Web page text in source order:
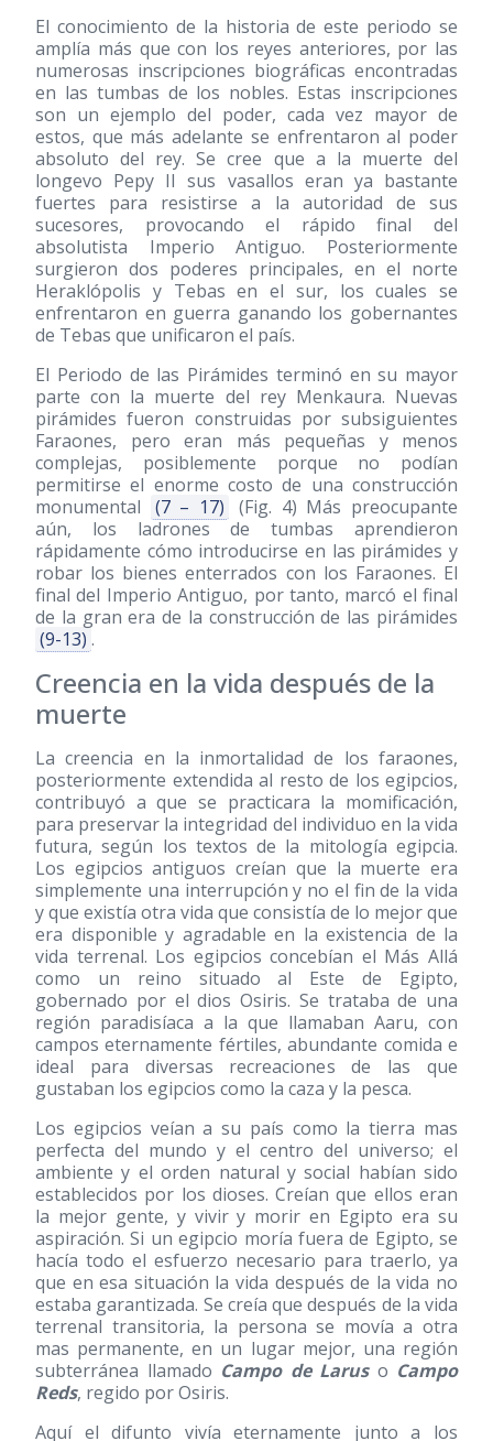
El conocimiento de la historia de este periodo se
amplía más que con los reyes anteriores, por las
numerosas inscripciones biográficas encontradas
en las tumbas de los nobles. Estas inscripciones
son un ejemplo del poder, cada vez mayor de
estos, que más adelante se enfrentaron al poder
absoluto del rey. Se cree que a la muerte del
longevo Pepy II sus vasallos eran ya bastante
fuertes para resistirse a la autoridad de sus
sucesores, provocando el rápido final del
absolutista Imperio Antiguo. Posteriormente
surgieron dos poderes principales, en el norte
Heraklópolis y Tebas en el sur, los cuales se
enfrentaron en guerra ganando los gobernantes
de Tebas que unificaron el país.
El Periodo de las Pirámides terminó en su mayor
parte con la muerte del rey Menkaura. Nuevas
pirámides fueron construidas por subsiguientes
Faraones, pero eran más pequeñas y menos
complejas, posiblemente porque no podían
permitirse el enorme costo de una construcción
monumental
(7 – 17)
(Fig. 4) Más preocupante
aún, los ladrones de tumbas aprendieron
rápidamente cómo introducirse en las pirámides y
robar los bienes enterrados con los Faraones. El
final del Imperio Antiguo, por tanto, marcó el final
de la gran era de la construcción de las pirámides
(9-13) .
Creencia en la vida después de la
muerte
La creencia en la inmortalidad de los faraones,
posteriormente extendida al resto de los egipcios,
contribuyó a que se practicara la momificación,
para preservar la integridad del individuo en la vida
futura, según los textos de la mitología egipcia.
Los egipcios antiguos creían que la muerte era
simplemente una interrupción y no el fin de la vida
y que existía otra vida que consistía de lo mejor que
era disponible y agradable en la existencia de la
vida terrenal. Los egipcios concebían el Más Allá
como un reino situado al Este de Egipto,
gobernado por el dios Osiris. Se trataba de una
región paradisíaca a la que llamaban Aaru, con
campos eternamente fértiles, abundante comida e
ideal para diversas recreaciones de las que
gustaban los egipcios como la caza y la pesca.
Los egipcios veían a su país como la tierra mas
perfecta del mundo y el centro del universo; el
ambiente y el orden natural y social habían sido
establecidos por los dioses. Creían que ellos eran
la mejor gente, y vivir y morir en Egipto era su
aspiración. Si un egipcio moría fuera de Egipto, se
hacía todo el esfuerzo necesario para traerlo, ya
que en esa situación la vida después de la vida no
estaba garantizada. Se creía que después de la vida
terrenal transitoria, la persona se movía a otra
mas permanente, en un lugar mejor, una región
subterránea llamado Campo de Laruso Campo
Reds, regido por Osiris.
Aquí el difunto vivía eternamente junto a los